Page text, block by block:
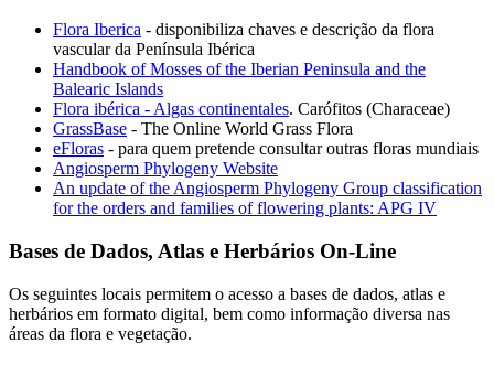
Flora Iberica - disponibiliza chaves e descrição da flora
vascular da Península Ibérica
Handbook of Mosses of the Iberian Peninsula and the
Balearic Islands
Flora ibérica - Algas continentales. Carófitos (Characeae)
GrassBase - The Online World Grass Flora
eFloras - para quem pretende consultar outras floras mundiais
Angiosperm Phylogeny Website
An update of the Angiosperm Phylogeny Group classification
for the orders and families of flowering plants: APG IV
Bases de Dados, Atlas e Herbários On-Line
Os seguintes locais permitem o acesso a bases de dados, atlas e
herbários em formato digital, bem como informação diversa nas
áreas da flora e vegetação.